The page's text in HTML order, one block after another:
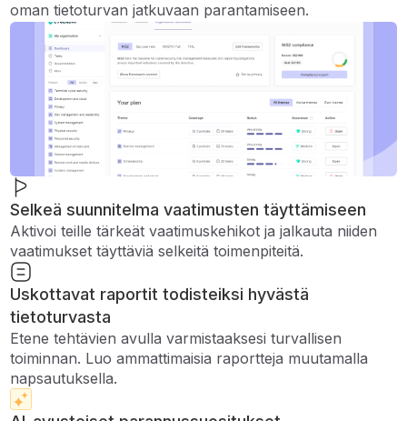
oman tietoturvan jatkuvaan parantamiseen.
Selkeä suunnitelma vaatimusten täyttämiseen
Aktivoi teille tärkeät vaatimuskehikot ja jalkauta niiden
vaatimukset täyttäviä selkeitä toimenpiteitä.
Uskottavat raportit todisteiksi hyvästä
tietoturvasta
Etene tehtävien avulla varmistaaksesi turvallisen
toiminnan. Luo ammattimaisia ​​raportteja muutamalla
napsautuksella.